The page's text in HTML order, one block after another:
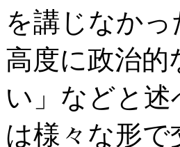
を講じなか
高度に政治的
い」などと
は様々な形